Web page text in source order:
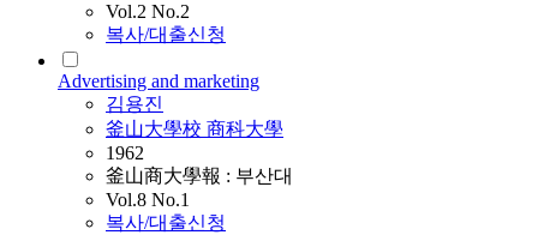
Vol.2 No.2
복사/대출신청
Advertising and marketing
김용진
釜山大學校 商科大學
1962
釜山商大學報 : 부산대
Vol.8 No.1
복사/대출신청